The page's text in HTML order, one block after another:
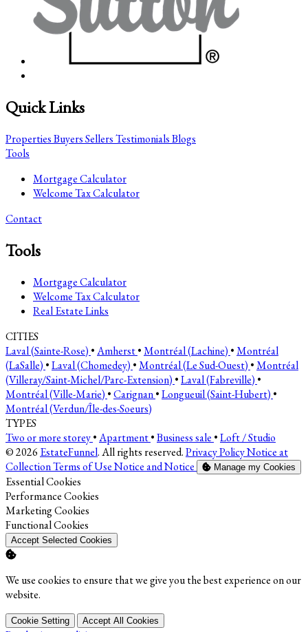
Quick Links
PropertiesBuyersSellersTestimonialsBlogs
Tools
Mortgage Calculator
Welcome Tax Calculator
Contact
Tools
Mortgage Calculator
Welcome Tax Calculator
Real Estate Links
CITIES
Laval (Sainte-Rose) •Amherst•Montréal (Lachine) •Montréal
(LaSalle) •Laval (Chomedey) •Montréal (Le Sud-Ouest) •Montréal
(Villeray/Saint-Michel/Parc-Extension) •Laval (Fabreville) •
Montréal (Ville-Marie) •Carignan•Longueuil (Saint-Hubert) •
Montréal (Verdun/Île-des-Soeurs)
TYPES
Two or more storey•Apartment•Business sale •Loft / Studio
© 2026 EstateFunnel. All rights reserved.Privacy PolicyNotice at
CollectionTerms of UseNotice and Notice Manage my Cookies
Enable
Essential Cookies
Enable
Performance Cookies
Enable
Marketing Cookies
Enable
Functional Cookies
Accept Selected Cookies
We use cookies to ensure that we give you the best experience on our
website.
Cookie Setting Accept All Cookies